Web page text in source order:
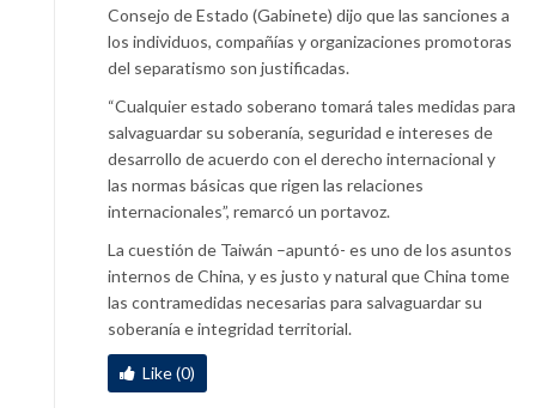
Consejo de Estado (Gabinete) dijo que las sanciones a
los individuos, compañías y organizaciones promotoras
del separatismo son justificadas.
“Cualquier estado soberano tomará tales medidas para
salvaguardar su soberanía, seguridad e intereses de
desarrollo de acuerdo con el derecho internacional y
las normas básicas que rigen las relaciones
internacionales”, remarcó un portavoz.
La cuestión de Taiwán –apuntó- es uno de los asuntos
internos de China, y es justo y natural que China tome
las contramedidas necesarias para salvaguardar su
soberanía e integridad territorial.
Like (0)